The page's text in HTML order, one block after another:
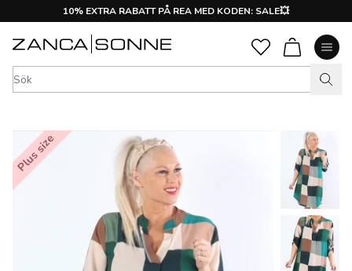
10% EXTRA RABATT PÅ REA MED KODEN: SALE💥
Plus size